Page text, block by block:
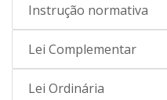
Instrução normativa
Lei Complementar
Lei Ordinária